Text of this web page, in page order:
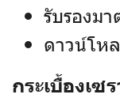
รับรองม
ดาวน์โห
กระเบื้องเ